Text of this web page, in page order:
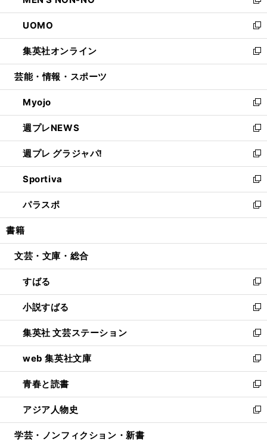
開
く
ウ
で
開
く
ン
ド
ウ
で
開
ウ
ィ
ン
ド
ウ
開
く
新
し
い
ウ
ィ
ン
ウ
で
開
く
UOMO
新
し
い
ウ
ン
ド
ウ
で
開
く
集英社オンライン
新
し
ウ
ィ
ン
ド
ウ
で
開
く
芸能・情報・スポーツ
Myojo
新
し
い
ウ
ィ
ン
ド
ウ
で
開
週プレNEWS
新
し
い
ウ
ィ
ン
ド
ウ
開
週プレ グラジャパ!
新
し
い
ウ
ィ
ン
ウ
開
く
Sportiva
新
し
い
ウ
ン
ウ
で
開
く
パラスポ
新
し
ウ
ン
ド
ウ
で
開
く
書籍
文芸・文庫・総合
すばる
新
し
い
ウ
ィ
ン
ド
ウ
で
開
く
小説すばる
新
し
い
ウ
ィ
ン
ド
ウ
で
開
集英社 文芸ステーション
新
し
い
ウ
ィ
ン
ド
ウ
web 集英社文庫
新
し
い
ウ
ィ
ン
青春と読書
新
し
い
ウ
アジア人物史
新
し
学芸・ノンフィクション・新書